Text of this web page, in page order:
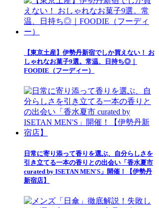
【東京土産】伊勢丹新宿でしか買えない！ お
しゃれなお菓子9選。常温、日持ち◎｜
FOODIE（フーディー）
日常に寄り添って香りを選ぶ、自分らしさを
引き立てる一本の香りとの出会い「香水夏市
curated by ISETAN MEN'S」開催！【伊勢丹
新宿店】